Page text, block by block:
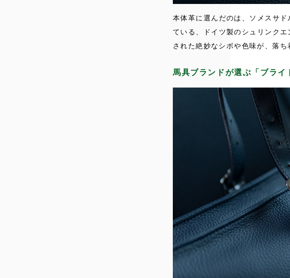
本体革に選んだのは、ソメスサ
ている、ドイツ製のシュリンク
された絶妙なシボや色味が、落
馬具ブランドが選ぶ「ブライ